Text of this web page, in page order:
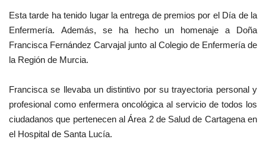
Esta tarde ha tenido lugar la entrega de premios por el Día de la
Enfermería. Además, se ha hecho un homenaje a Doña
Francisca Fernández Carvajal junto al Colegio de Enfermería de
la Región de Murcia.
Francisca se llevaba un distintivo por su trayectoria personal y
profesional como enfermera oncológica al servicio de todos los
ciudadanos que pertenecen al Área 2 de Salud de Cartagena en
el Hospital de Santa Lucía.